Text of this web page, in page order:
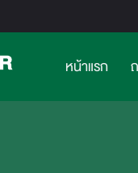
หน้าแรก